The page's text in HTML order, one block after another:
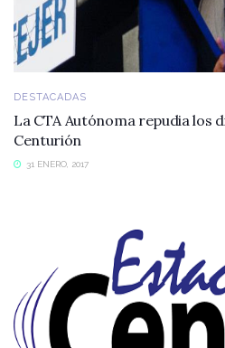
DESTACADAS
La CTA Autónoma repudia los
Centurión
31 ENERO, 2017